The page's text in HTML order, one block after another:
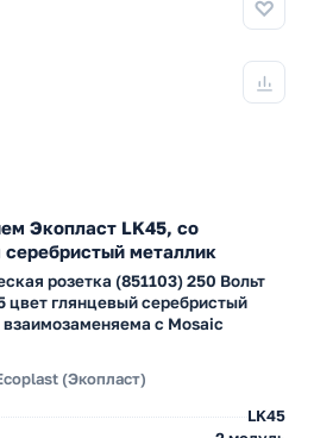
Экопласт LK45, со
металлик
розетка (851103) 250 Вольт
цвет глянцевый серебристый
с Mosaic
(Экопласт)
LK45